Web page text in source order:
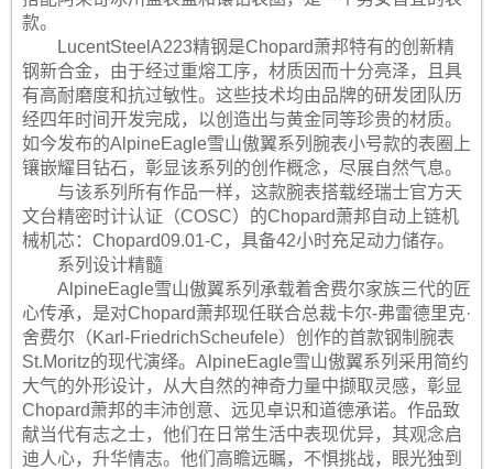
款。
LucentSteelA223精钢是Chopard萧邦特有的创新精
钢新合金，由于经过重熔工序，材质因而十分亮泽，且具
有高耐磨度和抗过敏性。这些技术均由品牌的研发团队历
经四年时间开发完成，以创造出与黄金同等珍贵的材质。
如今发布的AlpineEagle雪山傲翼系列腕表小号款的表圈上
镶嵌耀目钻石，彰显该系列的创作概念，尽展自然气息。
与该系列所有作品一样，这款腕表搭载经瑞士官方天
文台精密时计认证（COSC）的Chopard萧邦自动上链机
械机芯：Chopard09.01-C，具备42小时充足动力储存。
系列设计精髓
AlpineEagle雪山傲翼系列承载着舍费尔家族三代的匠
心传承，是对Chopard萧邦现任联合总裁卡尔-弗雷德里克·
舍费尔（Karl-FriedrichScheufele）创作的首款钢制腕表
St.Moritz的现代演绎。AlpineEagle雪山傲翼系列采用简约
大气的外形设计，从大自然的神奇力量中撷取灵感，彰显
Chopard萧邦的丰沛创意、远见卓识和道德承诺。作品致
献当代有志之士，他们在日常生活中表现优异，其观念启
迪人心，升华情志。他们高瞻远瞩，不惧挑战，眼光独到